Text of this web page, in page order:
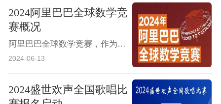
2024阿里巴巴全球数学竞
赛概况
阿里巴巴全球数学竞赛，作为由阿里巴巴公益基金会和阿里巴巴达摩院共同主办的全球性数学盛会，自2018年启动以来，已迅速成长为全球最大的在线数学竞赛之一。
2024-06-13
2024盛世欢声全国歌唱比